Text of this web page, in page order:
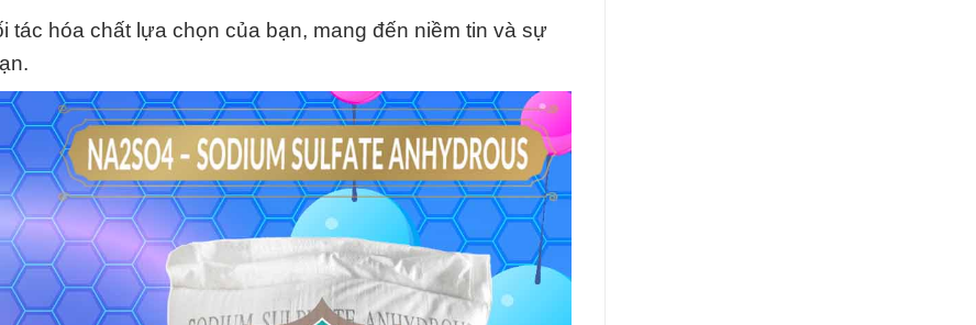
hóa chất lựa chọn của bạn, mang đến niềm tin và sự